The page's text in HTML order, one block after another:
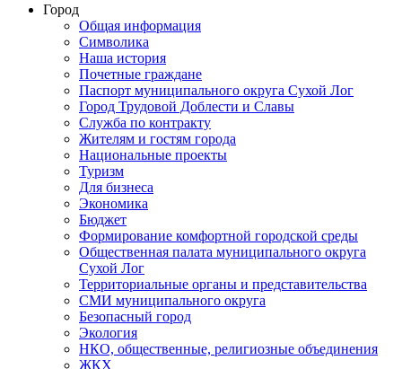
Город
Общая информация
Символика
Наша история
Почетные граждане
Паспорт муниципального округа Сухой Лог
Город Трудовой Доблести и Славы
Служба по контракту
Жителям и гостям города
Национальные проекты
Туризм
Для бизнеса
Экономика
Бюджет
Формирование комфортной городской среды
Общественная палата муниципального округа
Сухой Лог
Территориальные органы и представительства
СМИ муниципального округа
Безопасный город
Экология
НКО, общественные, религиозные объединения
ЖКХ